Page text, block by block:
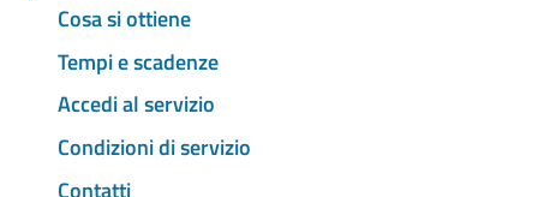
Cosa si ottiene
Tempi e scadenze
Accedi al servizio
Condizioni di servizio
Contatti